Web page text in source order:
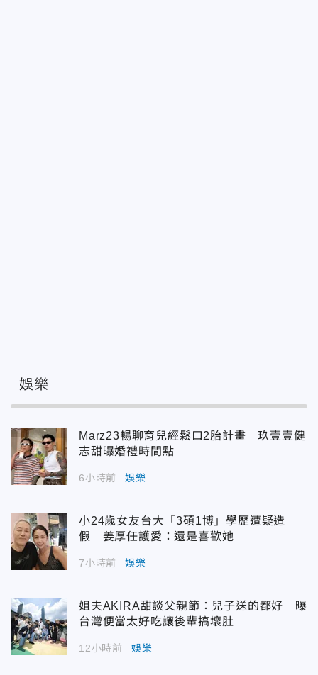
娛樂
Marz23暢聊育兒經鬆口2胎計畫 玖壹壹健
志甜曝婚禮時間點
6小時前 娛樂
小24歲女友台大「3碩1博」學歷遭疑造
假 姜厚任護愛：還是喜歡她
7小時前 娛樂
姐夫AKIRA甜談父親節：兒子送的都好 曝
台灣便當太好吃讓後輩搞壞肚
12小時前 娛樂